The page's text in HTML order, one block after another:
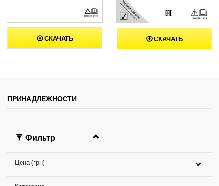
СКАЧАТЬ СКАЧАТЬ
ПРИНАДЛЕЖНОСТИ
Фильтр
Цена (грн)